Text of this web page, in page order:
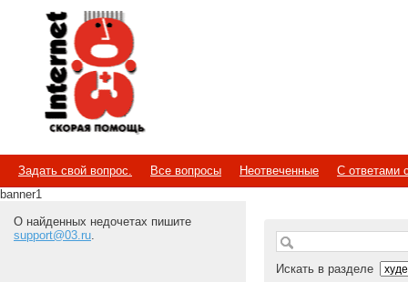
Internet
Скорая помощь
Задать свой вопрос. Все вопросы Неотвеченные
С ответами
banner1
О найденных недочетах пишите
support@03.ru.
Искать в разделе